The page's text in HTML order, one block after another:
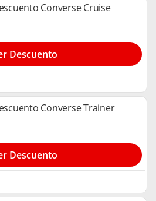
Converse Cruise
Descuento
Converse Trainer
Descuento